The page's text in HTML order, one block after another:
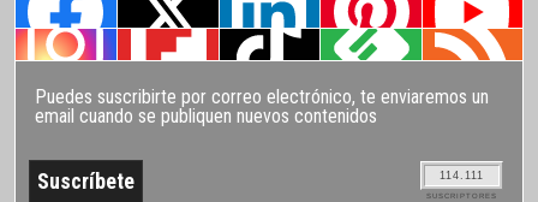
Puedes suscribirte por correo electrónico, te enviaremos un
email cuando se publiquen nuevos contenidos
114.111
SUSCRIPTORES